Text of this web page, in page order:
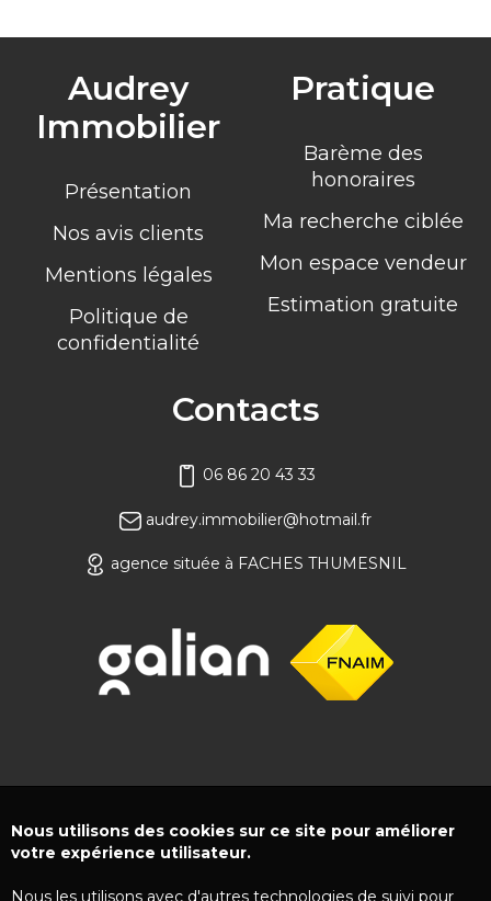
Audrey
Immobilier
Présentation
Nos avis clients
Mentions légales
Politique de
confidentialité
Pratique
Barème des
honoraires
Ma recherche ciblée
Mon espace vendeur
Estimation gratuite
Contacts
06 86 20 43 33
audrey.immobilier@hotmail.fr
agence située à FACHES THUMESNIL
Nous utilisons des cookies sur ce site pour améliorer
votre expérience utilisateur.
Nous les utilisons avec d'autres technologies de suivi pour